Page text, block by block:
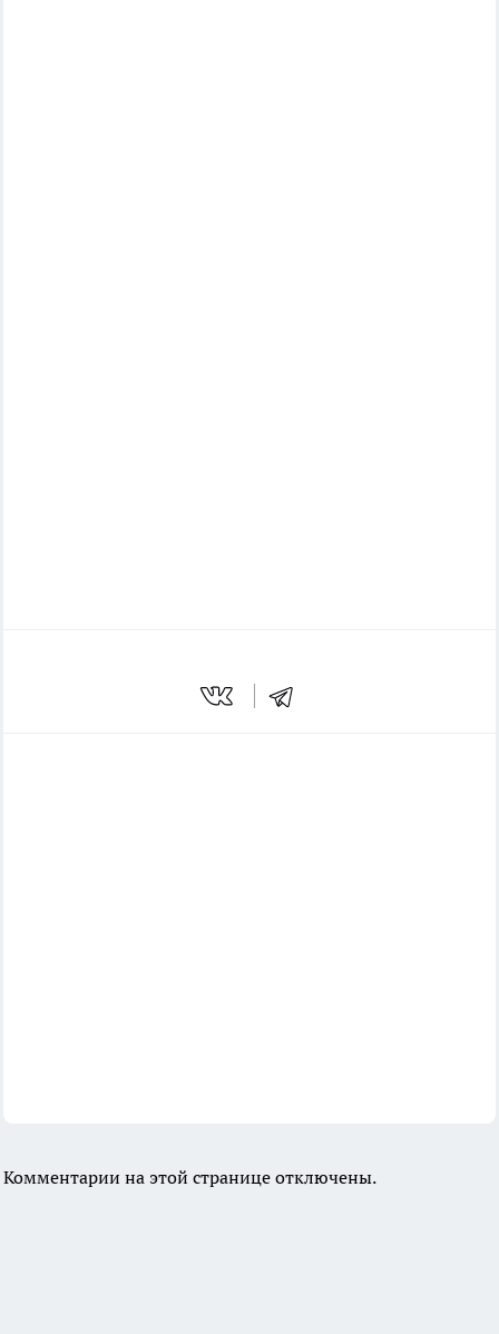
Комментарии на этой странице отключены.